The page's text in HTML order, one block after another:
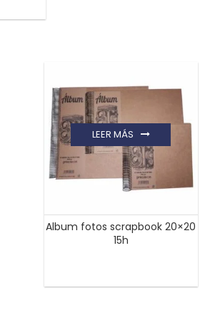
Album fotos scrapbook 20×20
15h
LEER MÁS